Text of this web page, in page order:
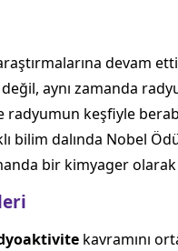
devam
aynı zamanda
radyumun keşfiyle
bilim dalında Nobel
bir kimyager
kavramını